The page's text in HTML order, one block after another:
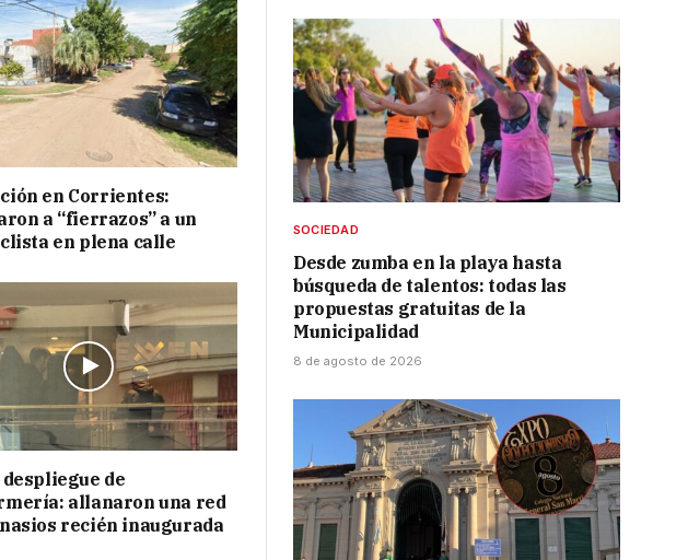
en Corrientes:
a “fierrazos” a un
en plena calle
de
allanaron una red
recién inaugurada
SOCIEDAD
Desde zumba en la playa hasta
búsqueda de talentos: todas las
propuestas gratuitas de la
Municipalidad
8 de agosto de 2026